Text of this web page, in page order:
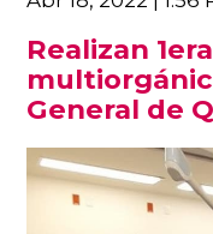
Realizan
General de